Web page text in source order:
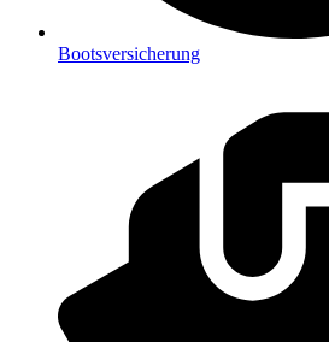
Bootsversicherung